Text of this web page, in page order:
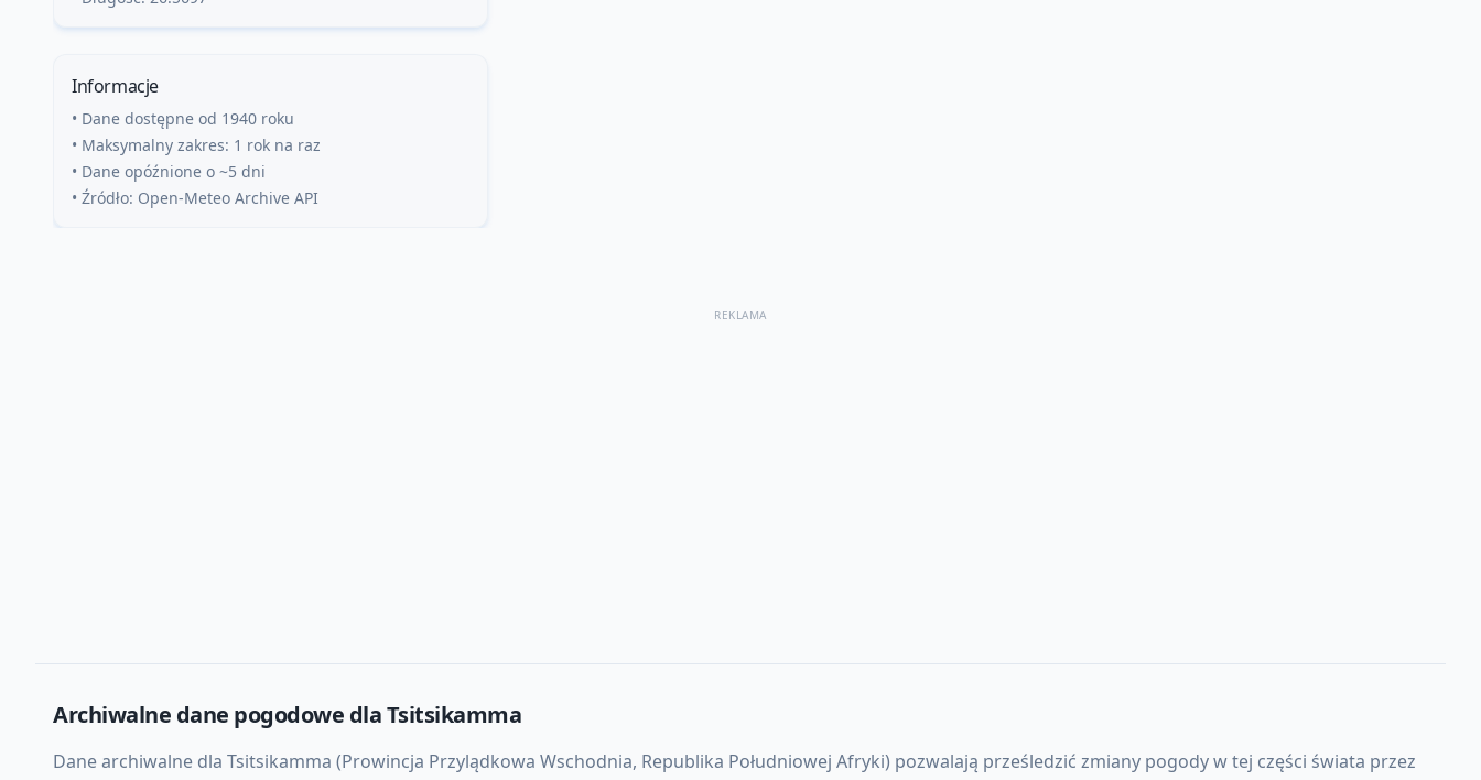
Informacje
• Dane dostępne od 1940 roku
• Maksymalny zakres: 1 rok na raz
• Dane opóźnione o ~5 dni
• Źródło: Open-Meteo Archive API
REKLAMA
Archiwalne dane pogodowe dlaTsitsikamma
Dane archiwalne dla Tsitsikamma (Prowincja Przylądkowa Wschodnia, Republika Południowej Afryki) pozwalają prześledzić zmiany pogody w tej części świata przez